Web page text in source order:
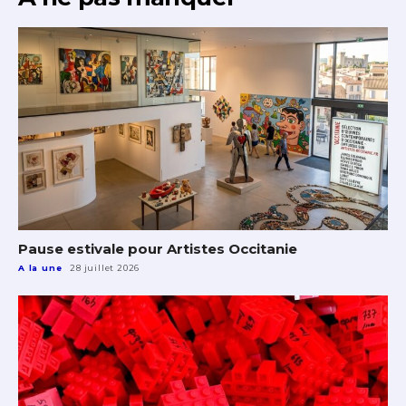
J'accepte lestermes et conditions
* Champ obligatoire
Pause estivale pour Artistes Occitanie
A la une 28 juillet 2026